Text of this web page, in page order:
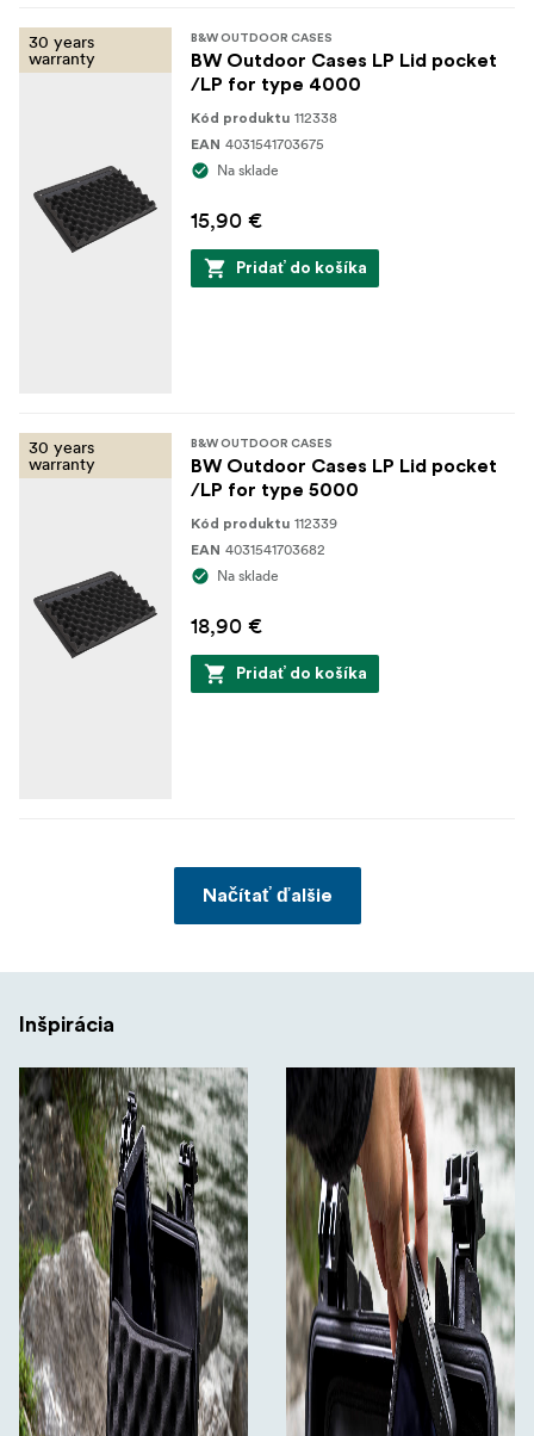
30 years
warranty
B&W OUTDOOR CASES
BW Outdoor Cases LP Lid pocket
/LP for type 4000
Kód produktu 112338
EAN 4031541703675
Na sklade
15,90 €
Pridať do košíka
30 years
warranty
B&W OUTDOOR CASES
BW Outdoor Cases LP Lid pocket
/LP for type 5000
Kód produktu 112339
EAN 4031541703682
Na sklade
18,90 €
Pridať do košíka
Načítať ďalšie
Inšpirácia